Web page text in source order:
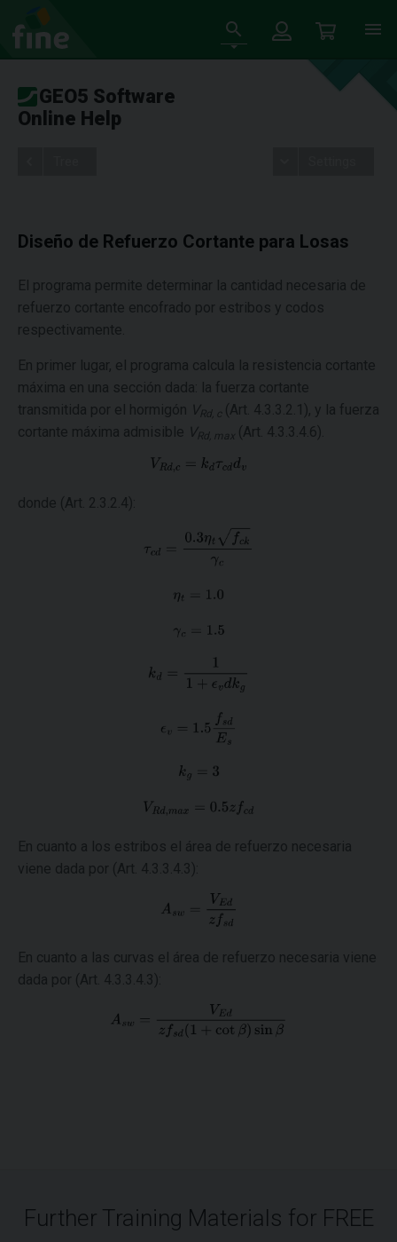
GEO5 Software
Online Help
Diseño de Refuerzo Cortante para Losas
El programa permite determinar la cantidad necesaria de
refuerzo cortante encofrado por estribos y codos
respectivamente.
En primer lugar, el programa calcula la resistencia cortante
máxima en una sección dada: la fuerza cortante
transmitida por el hormigón VRd, c
(Art. 4.3.3.2.1), y la fuerza
cortante máxima admisible VRd, max (Art. 4.3.3.4.6).
donde (Art. 2.3.2.4):
En cuanto a los estribos el área de refuerzo necesaria
viene dada por (Art. 4.3.3.4.3):
En cuanto a las curvas el área de refuerzo necesaria viene
dada por (Art. 4.3.3.4.3):
Further Training Materials for FREE